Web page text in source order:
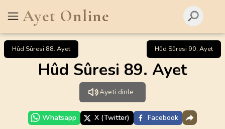
Ayet Online
Hûd Sûresi 88. Ayet Hûd Sûresi 90. Ayet
Hûd Sûresi 89. Ayet
Ayeti dinle
Whatsapp X (Twitter) Facebook